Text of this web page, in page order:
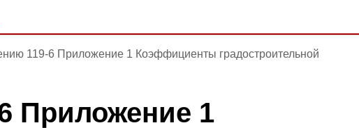
119-6 Приложение 1 Коэффициенты градостроительной
Приложение 1